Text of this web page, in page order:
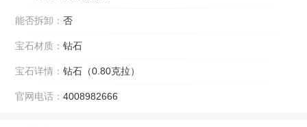
能否拆卸： 否
宝石材质： 钻石
宝石详情： 钻石（0.80克拉）
官网电话： 4008982666